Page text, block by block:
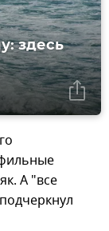
здесь
А "все